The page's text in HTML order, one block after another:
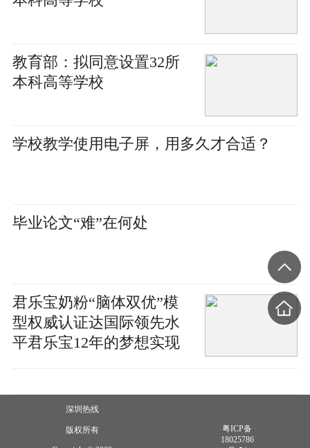
教育部：拟同意设置32所
本科高等学校
学校教学使用电子屏，用多久才合适？
毕业论文“难”在何处
君乐宝奶粉“脑体双优”模
型权威认证达国际领先水
平君乐宝12年的梦想实现
深圳热线
版权所有
粤ICP备
18025786